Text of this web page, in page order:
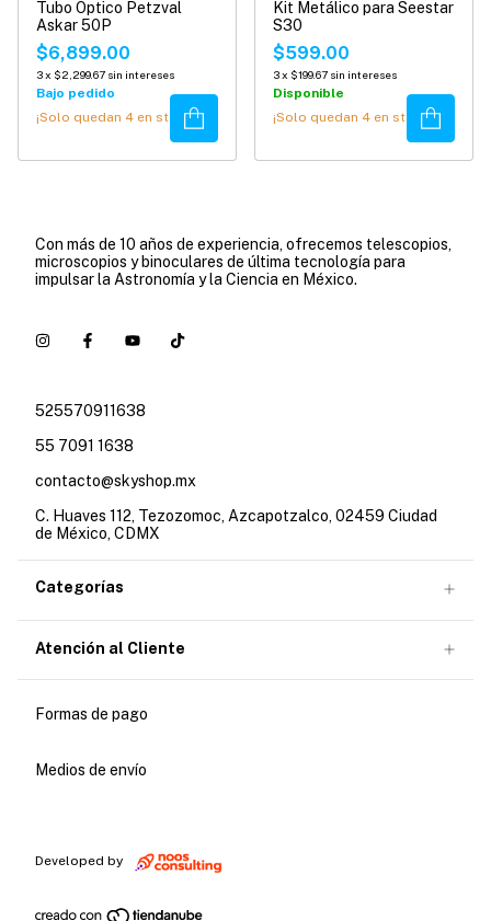
Tubo Óptico Petzval
Askar 50P
$6,899.00
3x $2,299.67 sin intereses
Bajo pedido
¡Solo quedan 4 en stock!Comprar
Kit Metálico para Seestar
S30
$599.00
3x $199.67 sin intereses
Disponible
¡Solo quedan 4 en stock!Comprar
Con más de 10 años de experiencia, ofrecemos telescopios,
microscopios y binoculares de última tecnología para
impulsar la Astronomía y la Ciencia en México.
525570911638
55 7091 1638
contacto@skyshop.mx
C. Huaves 112, Tezozomoc, Azcapotzalco, 02459 Ciudad
de México, CDMX
Categorías
Atención al Cliente
Formas de pago
Medios de envío
Developed by